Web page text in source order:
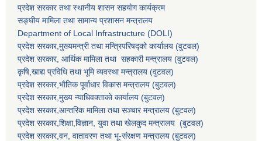
प्रदेश सरकार तथा स्थानीय शासन सहयाेग कार्यक्रम
सङ्‍घीय मामिला तथा सामान्य प्रशासन मन्त्रालय
Department of Local Infrastructure (DOLI)
प्रदेश सरकार,मुख्यमन्त्री तथा मन्त्रिपरिषद्को कार्यालय (वुटवल)
प्रदेश सरकार, आर्थिक मामिला तथा सहकारी मन्त्रालय (वुटवल)
कृषि,खाद्य प्रविधि तथा भूमि व्यवस्था मन्त्रालय (वुटवल)
प्रदेश सरकार,भाैतिक पूर्वाधार विकास मन्त्रालय (बुटवल)
प्रदेश सरकार,मुख्य न्याधिवक्ताकाे कार्यालय (बुटवल)
प्रदेश सरकार,आन्तरिक मामिला तथा सञ्चार मन्त्रालय (बुटवल)
प्रदेश सरकार,शिक्षा,विज्ञान, युवा तथा खेलकुद मन्त्रालय (बुटवल)
प्रदेश सरकार,वन, वातावरण तथा भू-संरक्षण मन्त्रालय (बुटवल)